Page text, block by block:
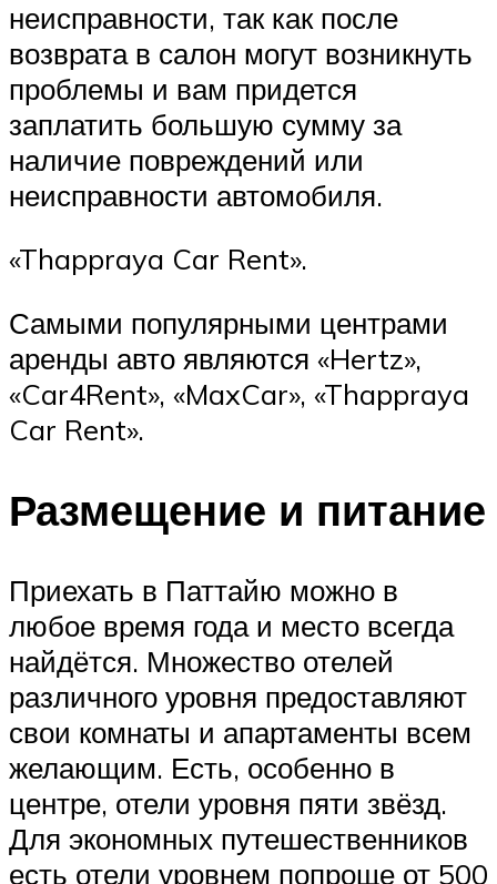
неисправности, так как после
возврата в салон могут возникнуть
проблемы и вам придется
заплатить большую сумму за
наличие повреждений или
неисправности автомобиля.
«Thappraya Car Rent».
Самыми популярными центрами
аренды авто являются «Hertz»,
«Car4Rent», «MaxCar», «Thappraya
Car Rent».
Размещение и питание
Приехать в Паттайю можно в
любое время года и место всегда
найдётся. Множество отелей
различного уровня предоставляют
свои комнаты и апартаменты всем
желающим. Есть, особенно в
центре, отели уровня пяти звёзд.
Для экономных путешественников
есть отели уровнем попроще от 500